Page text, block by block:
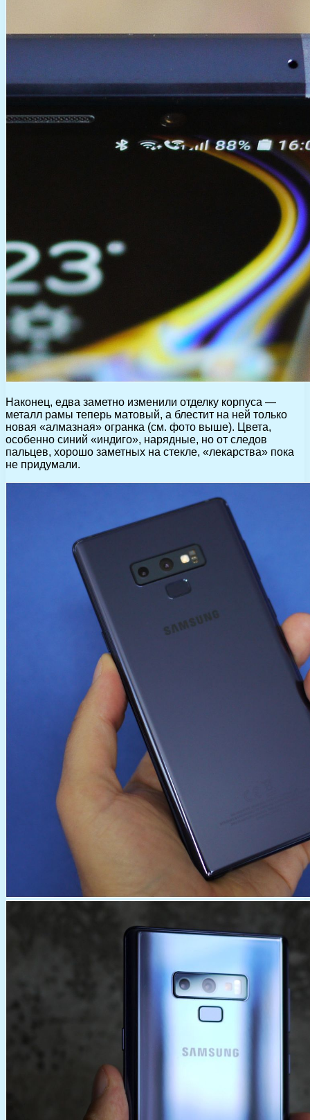
Наконец, едва заметно изменили отделку корпуса —
металл рамы теперь матовый, а блестит на ней только
новая «алмазная» огранка (см. фото выше). Цвета,
особенно синий «индиго», нарядные, но от следов
пальцев, хорошо заметных на стекле, «лекарства» пока
не придумали.